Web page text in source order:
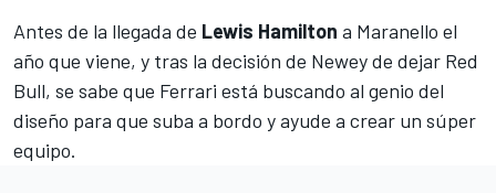
Antes de la llegada de Lewis Hamilton a Maranello el
año que viene, y tras la decisión de Newey de dejar Red
Bull, se sabe que Ferrari está buscando al genio del
diseño para que suba a bordo y ayude a crear un súper
equipo.